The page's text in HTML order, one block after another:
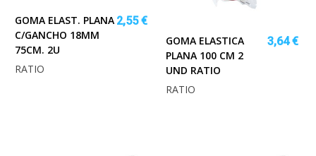
GOMA ELAST. PLANA
C/GANCHO 18MM
75CM. 2U
2,55 €
RATIO
GOMA ELASTICA
PLANA 100 CM 2
UND RATIO
3,64 €
RATIO